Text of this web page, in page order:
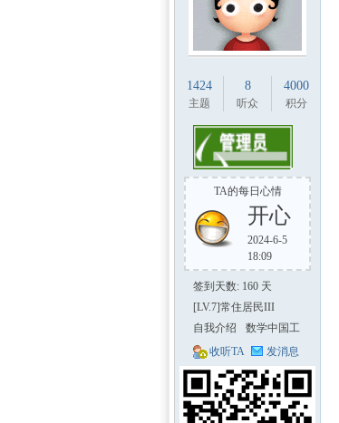
建模
社
区-
1424
主题
8
听众
4000
积分
TA的每日心情
开心
2024-6-5
18:09
签到天数: 160 天
[LV.7]常住居民III
自我介绍
数学中国工
作人员
收听TA 发消息